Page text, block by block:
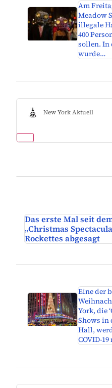
Am
Meadow
illegale
400
sollen. In
wurde…
New York Aktuell
Das erste Mal seit
„Christmas
Rockettes abgesagt
Eine der
York, die
Shows in
Hall,
COVID-